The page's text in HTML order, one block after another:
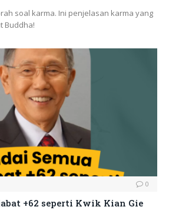
soal karma. Ini penjelasan karma yang
Buddha!
0
+62 seperti Kwik Kian Gie